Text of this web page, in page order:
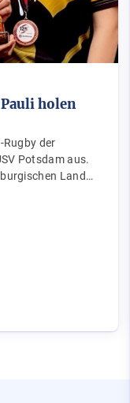
Pauli holen
der
Potsdam aus.
Land…